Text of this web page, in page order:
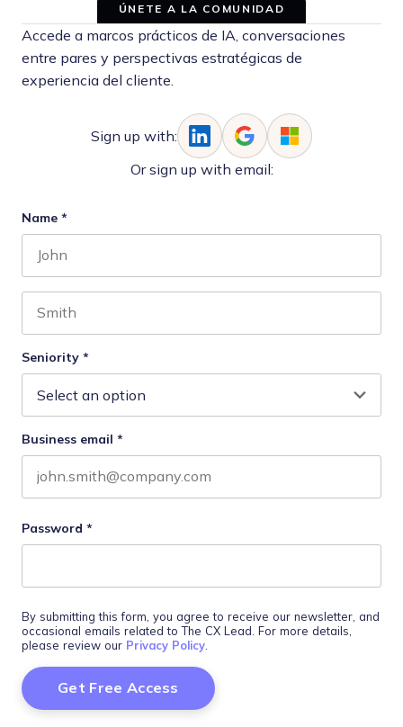
ÚNETE A LA COMUNIDAD
Accede a marcos prácticos de IA, conversaciones
entre pares y perspectivas estratégicas de
experiencia del cliente.
Sign up with:
Or sign up with email:
Name *
Seniority *
Business email *
Password *
By submitting this form, you agree to receive our newsletter, and
occasional emails related to The CX Lead. For more details,
please review our Privacy Policy.